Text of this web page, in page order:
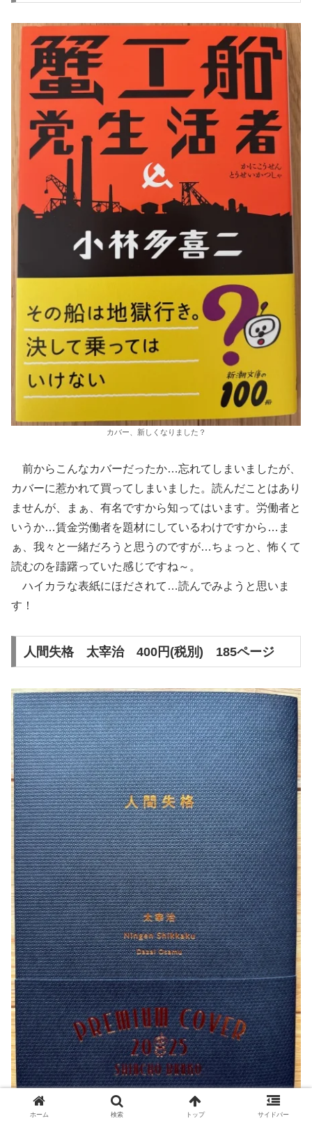
カバー、新しくなりました？
前からこんなカバーだったか…忘れてしまいましたが、
カバーに惹かれて買ってしまいました。読んだことはあり
ませんが、まぁ、有名ですから知ってはいます。労働者と
いうか…賃金労働者を題材にしているわけですから…ま
ぁ、我々と一緒だろうと思うのですが…ちょっと、怖くて
読むのを躊躇っていた感じですね～。
ハイカラな表紙にほだされて…読んでみようと思いま
す！
人間失格 太宰治 400円(税別) 185ページ
ホーム 検索 トップ サイドバー